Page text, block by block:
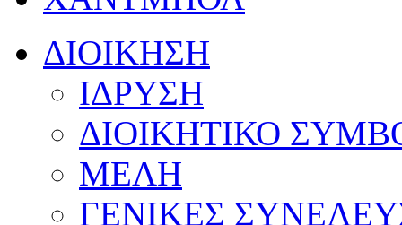
ΔΙΟΙΚΗΣΗ
ΙΔΡΥΣΗ
ΔΙΟΙΚΗΤΙΚΟ
ΜΕΛΗ
ΓΕΝΙΚΕΣ